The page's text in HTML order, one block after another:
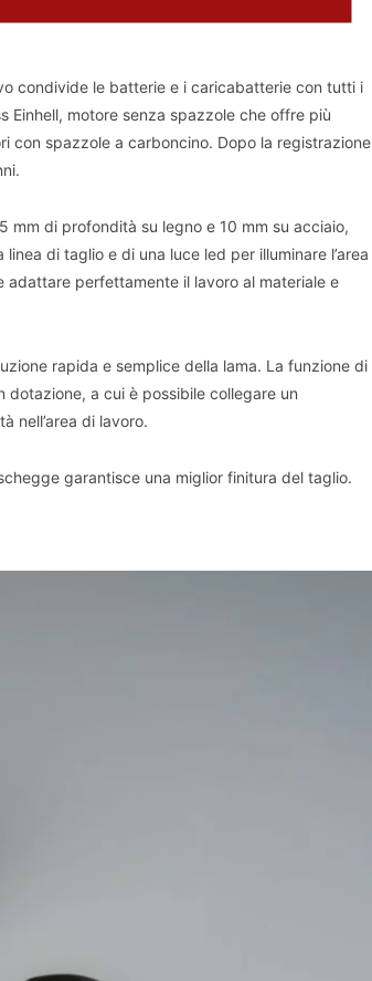
condivide le batterie e i caricabatterie con tutti i
Einhell, motore senza spazzole che offre più
con spazzole a carboncino. Dopo la registrazione
mm di profondità su legno e 10 mm su acciaio,
di taglio e di una luce led per illuminare l’area
adattare perfettamente il lavoro al materiale e
rapida e semplice della lama. La funzione di
dotazione, a cui è possibile collegare un
nell’area di lavoro.
garantisce una miglior finitura del taglio.